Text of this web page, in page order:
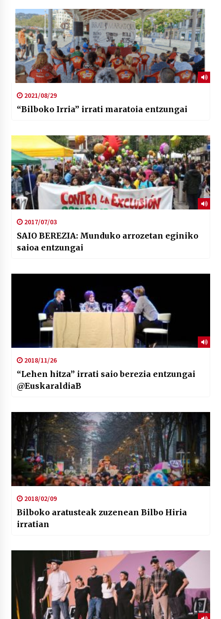
2021/08/29
“Bilboko Irria” irrati maratoia entzungai
2017/07/03
SAIO BEREZIA: Munduko arrozetan eginiko
saioa entzungai
2018/11/26
“Lehen hitza” irrati saio berezia entzungai
@EuskaraldiaB
2018/02/09
Bilboko aratusteak zuzenean Bilbo Hiria
irratian